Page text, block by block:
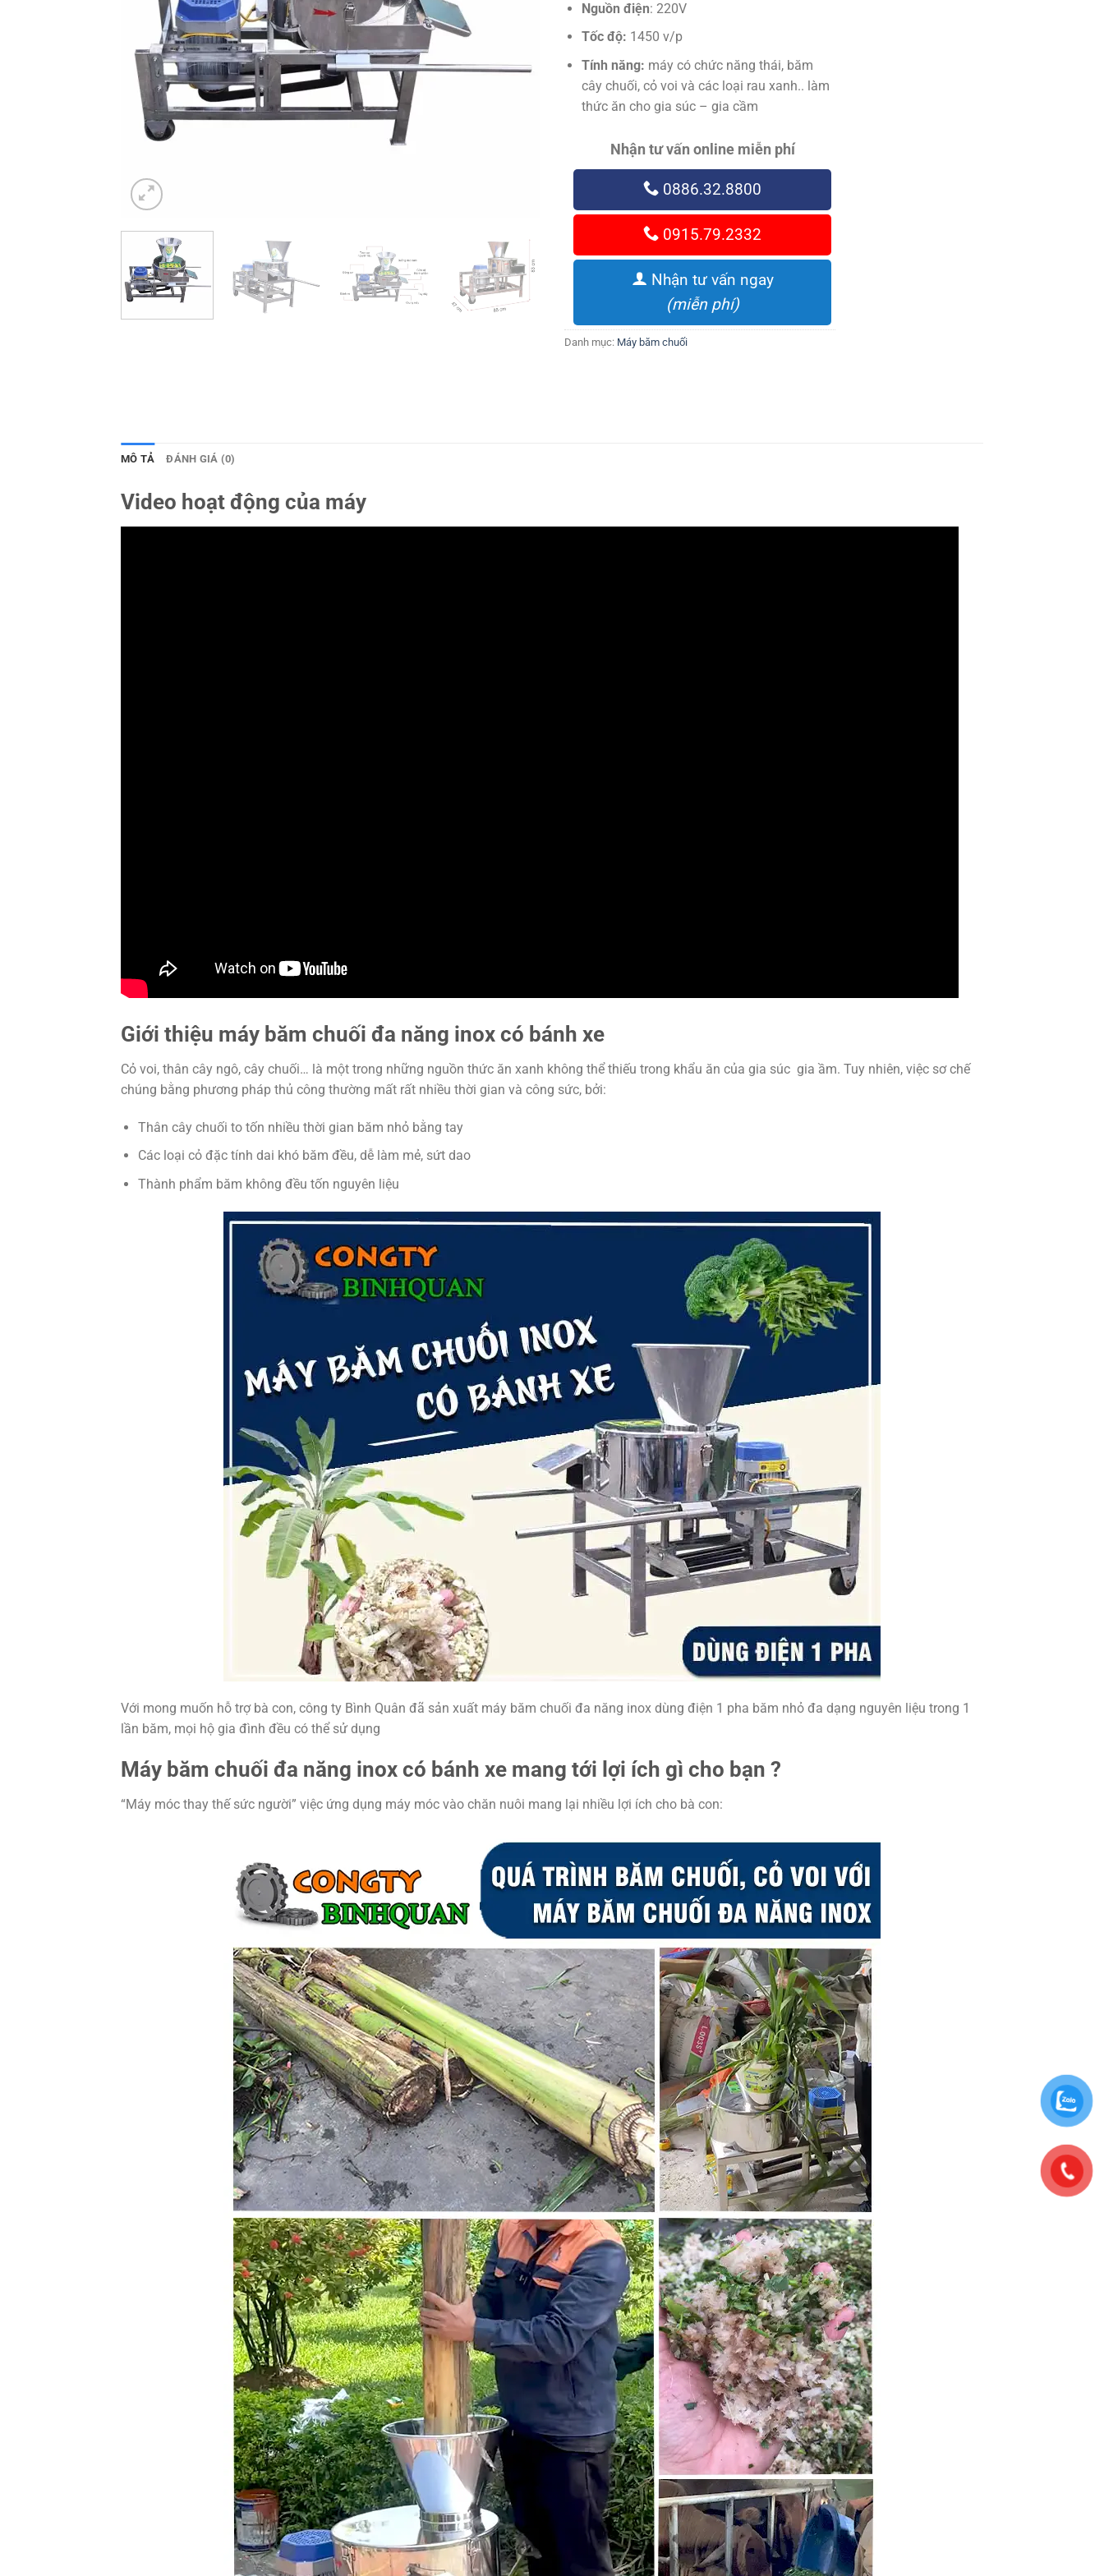
Nguồn điện: 220V
Tốc độ: 1450 v/p
Tính năng: máy có chức năng thái, băm
cây chuối, cỏ voi và các loại rau xanh.. làm
thức ăn cho gia súc – gia cầm
Nhận tư vấn online miễn phí
0886.32.8800
0915.79.2332
Nhận tư vấn ngay
(miễn phí)
Danh mục: Máy băm chuối
MÔ TẢ ĐÁNH GIÁ (0)
Video hoạt động của máy
Giới thiệu máy băm chuối đa năng inox có bánh xe
Cỏ voi, thân cây ngô, cây chuối… là một trong những nguồn thức ăn xanh không thể thiếu trong khẩu ăn của gia súc gia ầm. Tuy nhiên, việc sơ chế
chúng bằng phương pháp thủ công thường mất rất nhiều thời gian và công sức, bởi:
Thân cây chuối to tốn nhiều thời gian băm nhỏ bằng tay
Các loại cỏ đặc tính dai khó băm đều, dễ làm mẻ, sứt dao
Thành phẩm băm không đều tốn nguyên liệu
Với mong muốn hỗ trợ bà con, công ty Bình Quân đã sản xuất máy băm chuối đa năng inox dùng điện 1 pha băm nhỏ đa dạng nguyên liệu trong 1
lần băm, mọi hộ gia đình đều có thể sử dụng
Máy băm chuối đa năng inox có bánh xe mang tới lợi ích gì cho bạn ?
“Máy móc thay thế sức người” việc ứng dụng máy móc vào chăn nuôi mang lại nhiều lợi ích cho bà con: